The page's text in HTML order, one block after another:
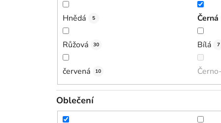
Hnědá 5 Černá
Růžová 30 Bílá 7
červená 10
Oblečení